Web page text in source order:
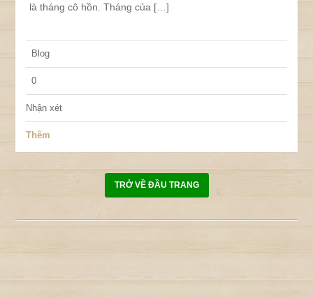
là tháng cô hồn. Tháng của […]
Blog
0
Nhận xét
Thêm
TRỞ VỀ ĐẦU TRANG